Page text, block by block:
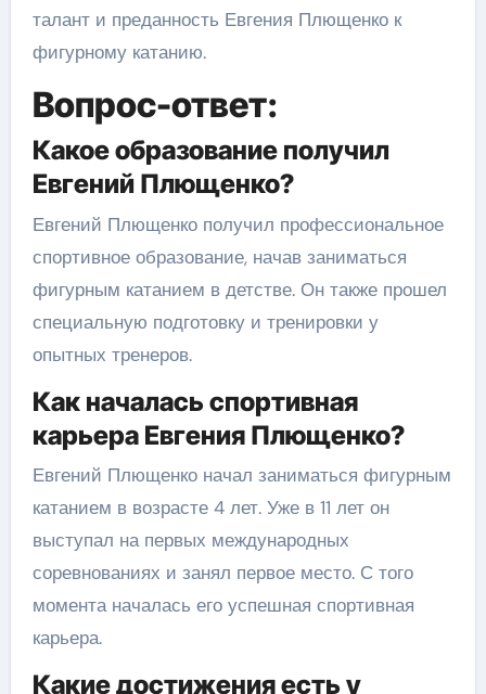
талант и преданность Евгения Плющенко к
фигурному катанию.
Вопрос-ответ:
Какое образование получил
Евгений Плющенко?
Евгений Плющенко получил профессиональное
спортивное образование, начав заниматься
фигурным катанием в детстве. Он также прошел
специальную подготовку и тренировки у
опытных тренеров.
Как началась спортивная
карьера Евгения Плющенко?
Евгений Плющенко начал заниматься фигурным
катанием в возрасте 4 лет. Уже в 11 лет он
выступал на первых международных
соревнованиях и занял первое место. С того
момента началась его успешная спортивная
карьера.
Какие достижения есть у